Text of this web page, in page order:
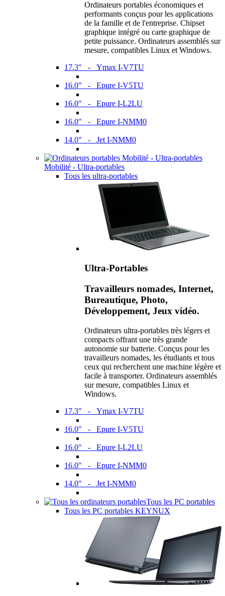
Ordinateurs portables économiques et
performants conçus pour les applications
de la famille et de l'entreprise. Chipset
graphique intégré ou carte graphique de
petite puissance. Ordinateurs assemblés sur
mesure, compatibles Linux et Windows.
17.3" - Ymax I-V7TU
16.0" - Epure I-V5TU
16.0" - Epure I-L2LU
16.0" - Epure I-NMM0
14.0" - Jet I-NMM0
Mobilité - Ultra-portables
Tous les ultra-portables
Ultra-Portables
Travailleurs nomades, Internet,
Bureautique, Photo,
Développement, Jeux vidéo.
Ordinateurs ultra-portables très légers et
compacts offrant une très grande
autonomie sur batterie. Conçus pour les
travailleurs nomades, les étudiants et tous
ceux qui recherchent une machine légère et
facile à transporter. Ordinateurs assemblés
sur mesure, compatibles Linux et
Windows.
17.3" - Ymax I-V7TU
16.0" - Epure I-V5TU
16.0" - Epure I-L2LU
16.0" - Epure I-NMM0
14.0" - Jet I-NMM0
Tous les PC portables
Tous les PC portables KEYNUX